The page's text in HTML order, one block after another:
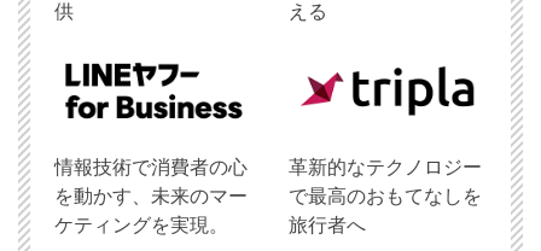
供
える
情報技術で消費者の心
を動かす、未来のマー
ケティングを実現。
革新的なテクノロジー
で最高のおもてなしを
旅行者へ